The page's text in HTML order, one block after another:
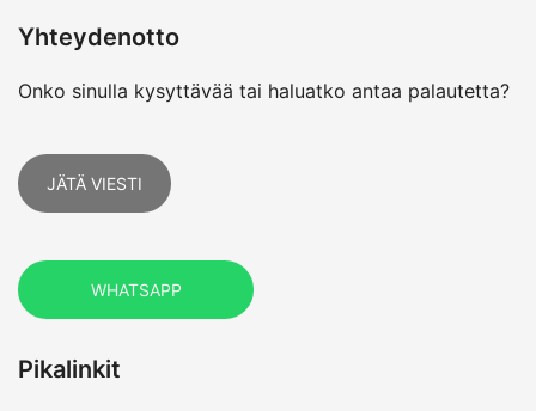
Yhteydenotto
Onko sinulla kysyttävää tai haluatko antaa palautetta?
JÄTÄ VIESTI
WHATSAPP
Pikalinkit